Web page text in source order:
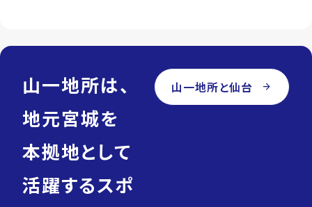
山一地所は、
地元宮城を
本拠地として
活躍するスポ
山一地所と仙台 arrow_forward